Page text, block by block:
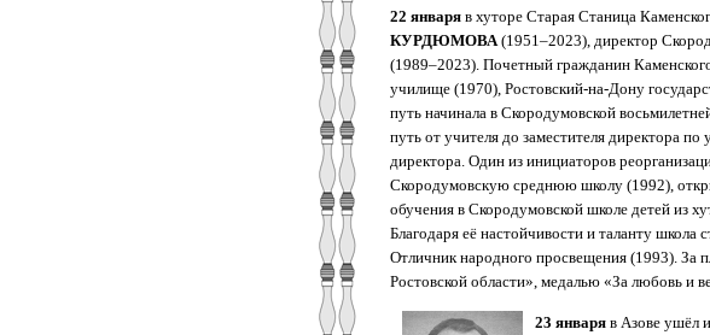
22 января в хуторе Старая Станица
КУРДЮМОВА(1951–2023), директор
(1989–2023). Почетный гражданин
училище (1970), Ростовский-на-Дону
путь начинала в Скородумовской
путь от учителя до заместителя директора
директора. Один из инициаторов
Скородумовскую среднюю школу (1992),
обучения в Скородумовской школе детей из
Благодаря её настойчивости и таланту
Отличник народного просвещения (1993). За
Ростовской области», медалью «За любовь и
23 января в Азове ушёл